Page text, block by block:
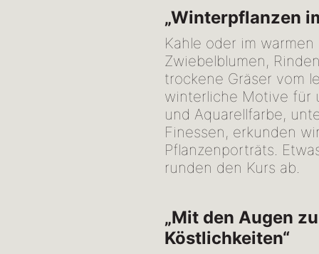
„Winterpflanzen
Kahle oder im
Zwiebelblumen,
trockene Gräser vom
winterliche Motive für
und Aquarellfarbe,
Finessen, erkunden
Pflanzenporträts.
runden den Kurs ab.
„Mit den Augen
Köstlichkeiten“